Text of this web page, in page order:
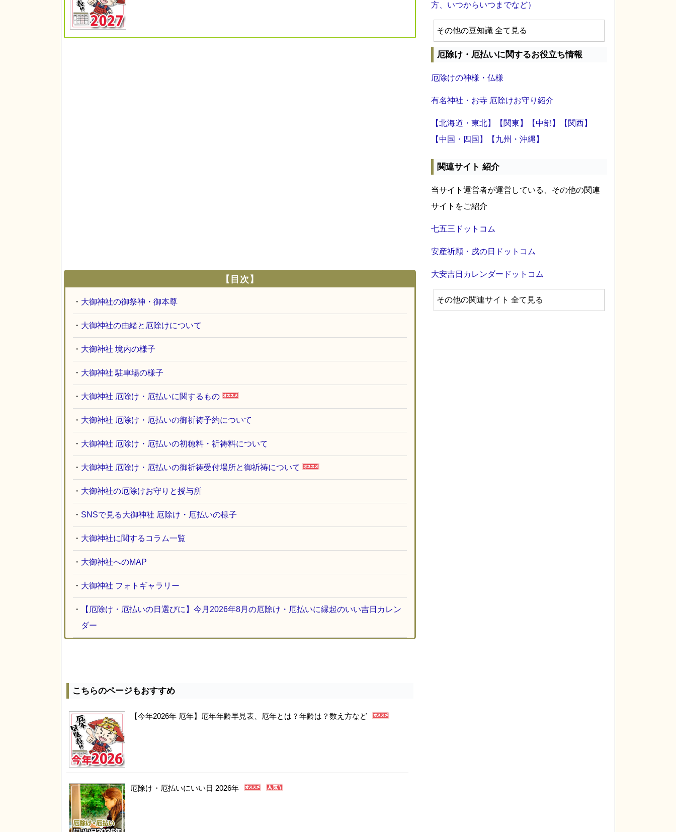
【目次】
・ 大御神社の御祭神・御本尊
・ 大御神社の由緒と厄除けについて
・ 大御神社 境内の様子
・ 大御神社 駐車場の様子
・ 大御神社 厄除け・厄払いに関するもの
・ 大御神社 厄除け・厄払いの御祈祷予約について
・ 大御神社 厄除け・厄払いの初穂料・祈祷料について
・ 大御神社 厄除け・厄払いの御祈祷受付場所と御祈祷について
・ 大御神社の厄除けお守りと授与所
・ SNSで見る大御神社 厄除け・厄払いの様子
・ 大御神社に関するコラム一覧
・ 大御神社へのMAP
・ 大御神社 フォトギャラリー
・
【厄除け・厄払いの日選びに】今月2026年8月の厄除け・厄払いに縁起のいい吉日カレン
ダー
こちらのページもおすすめ
【今年2026年 厄年】厄年年齢早見表、厄年とは？年齢は？数え方など
厄除け・厄払いにいい日 2026年
方、いつからいつまでなど）
その他の豆知識 全て見る
厄除け・厄払いに関するお役立ち情報
厄除けの神様・仏様
有名神社・お寺 厄除けお守り紹介
【北海道・東北】 【関東】 【中部】
【関西】
【中国・四国】
【九州・沖縄】
関連サイト 紹介
当サイト運営者が運営している、その他の関連
サイトをご紹介
七五三ドットコム
安産祈願・戌の日ドットコム
大安吉日カレンダードットコム
その他の関連サイト 全て見る